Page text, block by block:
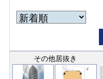
その他居抜き